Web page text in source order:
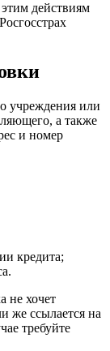
действиям
учреждения или
а также
и номер
кредита;
не хочет
же ссылается на
требуйте